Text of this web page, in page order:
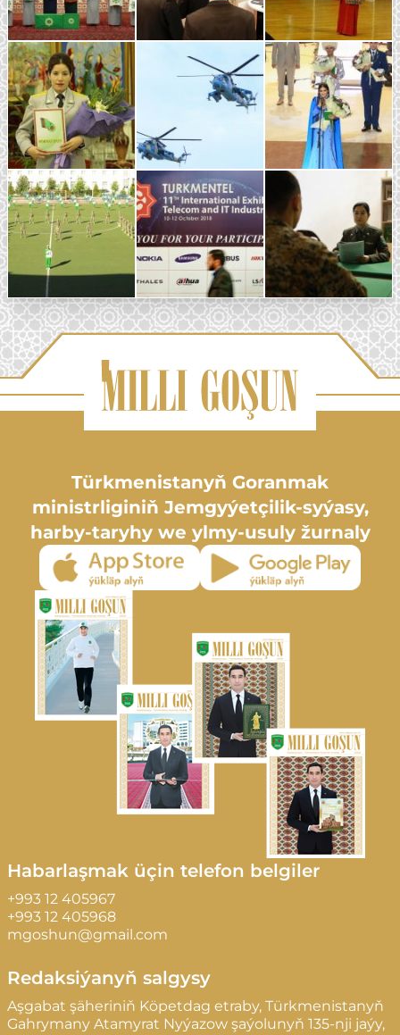
Habarlaşmak üçin telefon belgiler
+993 12 405967
+993 12 405968
mgoshun@gmail.com
Redaksiýanyň salgysy
Aşgabat şäheriniň Köpetdag etraby, Türkmenistanyň
Gahrymany Atamyrat Nyýazow şaýolunyň 135-nji jaýy,
Türkmenistanyň Goranmak
ministrliginiň Jemgyýetçilik-syýasy,
harby-taryhy we ylmy-usuly žurnaly